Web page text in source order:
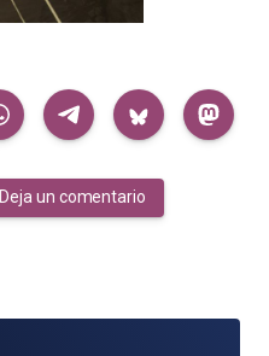
Deja un comentario